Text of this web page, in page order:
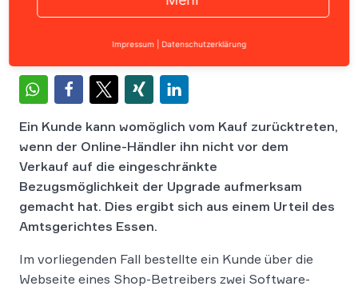
Ein Kunde kann womöglich vom Kauf zurücktreten,
wenn der Online-Händler ihn nicht vor dem
Verkauf auf die eingeschränkte
Bezugsmöglichkeit der Upgrade aufmerksam
gemacht hat. Dies ergibt sich aus einem Urteil des
Amtsgerichtes Essen.
Im vorliegenden Fall bestellte ein Kunde über die
Webseite eines Shop-Betreibers zwei Software-
Impressum Datenschutzerklärung